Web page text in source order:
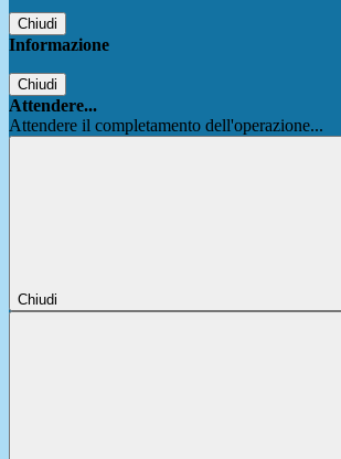
Chiudi
Informazione
Chiudi
Attendere...
Attendere il completamento dell'operazione...
Chiudi